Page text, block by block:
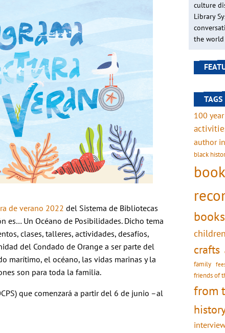
de verano 2022 del Sistema de Bibliotecas
es… Un Océano de Posibilidades. Dicho tema
clases, talleres, actividades, desafíos,
del Condado de Orange a ser parte del
marítimo, el océano, las vidas marinas y la
son para toda la familia.
que comenzará a partir del 6 de junio –al
culture
Library
the
TAGS
100
author
black
book
books
crafts
family
friends of
from